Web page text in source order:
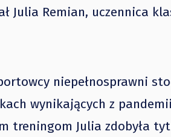
Julia Remian, uczennica
niepełnosprawni
wynikających z
treningom Julia zdobyła